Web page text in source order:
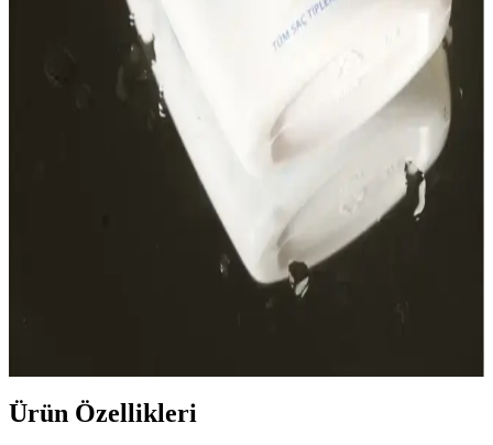
2023'te saç dökülmesine karşı kullanılan şampuanlar ve bakım
teknikleri, saç sağlığını korumada önemli rol oynar. Düzenli bakım
ve doğru ürün seçimiyle saçlarınızı güçlendirin.
Tntnmom'un Biotin Şampuanı: Hamilelikte
Güvenle Kullanılabilen Saç Bakım Ürünü
Hamilelikte güvenle kullanabileceğiniz Tntnmom'un biotin
şampuanı, saç sağlığını destekler ve güçlendirir, saç dökülmesini
önler, doğal içeriklerle saç bakımını kolaylaştırır.
Paraben İçermeyen Şampuanlar ve Doğal Saç
Sağlığına Katkıları Hakkında Bilgiler
Ürün Özellikleri